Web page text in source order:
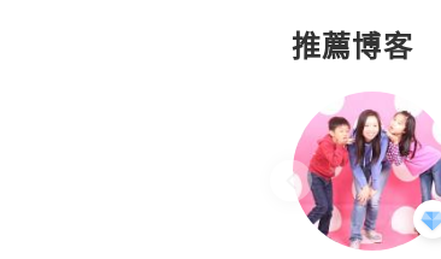
推薦博客